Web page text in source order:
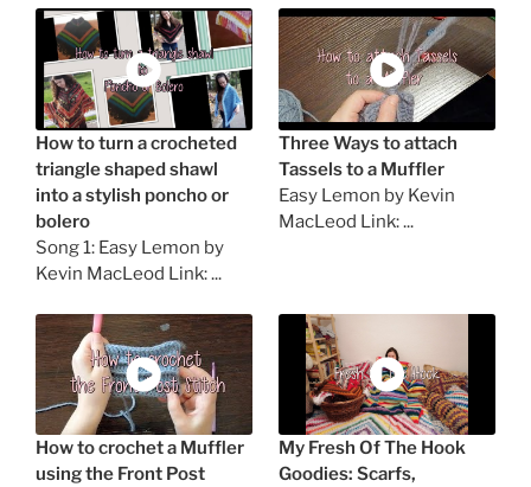
How to turn a crocheted
triangle shaped shawl
into a stylish poncho or
bolero
Song 1: Easy Lemon by
Kevin MacLeod Link: ...
Three Ways to attach
Tassels to a Muffler
Easy Lemon by Kevin
MacLeod Link: ...
How to crochet a Muffler
using the Front Post
My Fresh Of The Hook
Goodies: Scarfs,